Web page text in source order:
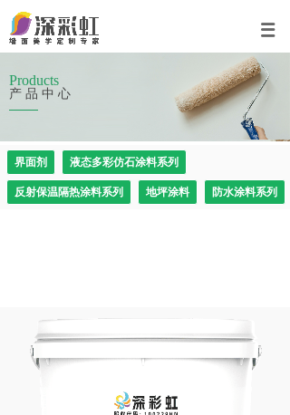
产品中心
Products
界面剂 液态多彩仿石涂料系列
反射保温隔热涂料系列 地坪涂料 防水涂料系列